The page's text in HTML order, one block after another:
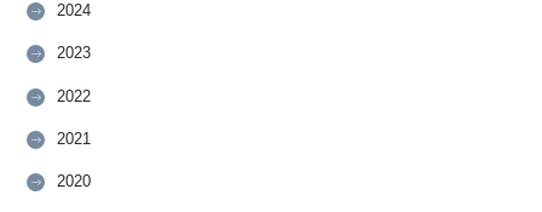
2024
2023
2022
2021
2020